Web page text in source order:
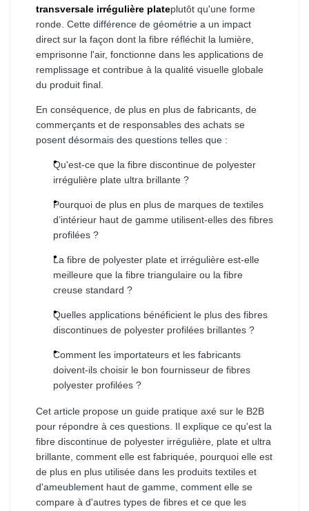
transversale irrégulière plateplutôt qu'une forme
ronde. Cette différence de géométrie a un impact
direct sur la façon dont la fibre réfléchit la lumière,
emprisonne l'air, fonctionne dans les applications de
remplissage et contribue à la qualité visuelle globale
du produit final.
En conséquence, de plus en plus de fabricants, de
commerçants et de responsables des achats se
posent désormais des questions telles que :
Qu'est-ce que la fibre discontinue de polyester
irrégulière plate ultra brillante ?
Pourquoi de plus en plus de marques de textiles
d’intérieur haut de gamme utilisent-elles des fibres
profilées ?
La fibre de polyester plate et irrégulière est-elle
meilleure que la fibre triangulaire ou la fibre
creuse standard ?
Quelles applications bénéficient le plus des fibres
discontinues de polyester profilées brillantes ?
Comment les importateurs et les fabricants
doivent-ils choisir le bon fournisseur de fibres
polyester profilées ?
Cet article propose un guide pratique axé sur le B2B
pour répondre à ces questions. Il explique ce qu'est la
fibre discontinue de polyester irrégulière, plate et ultra
brillante, comment elle est fabriquée, pourquoi elle est
de plus en plus utilisée dans les produits textiles et
d'ameublement haut de gamme, comment elle se
compare à d'autres types de fibres et ce que les